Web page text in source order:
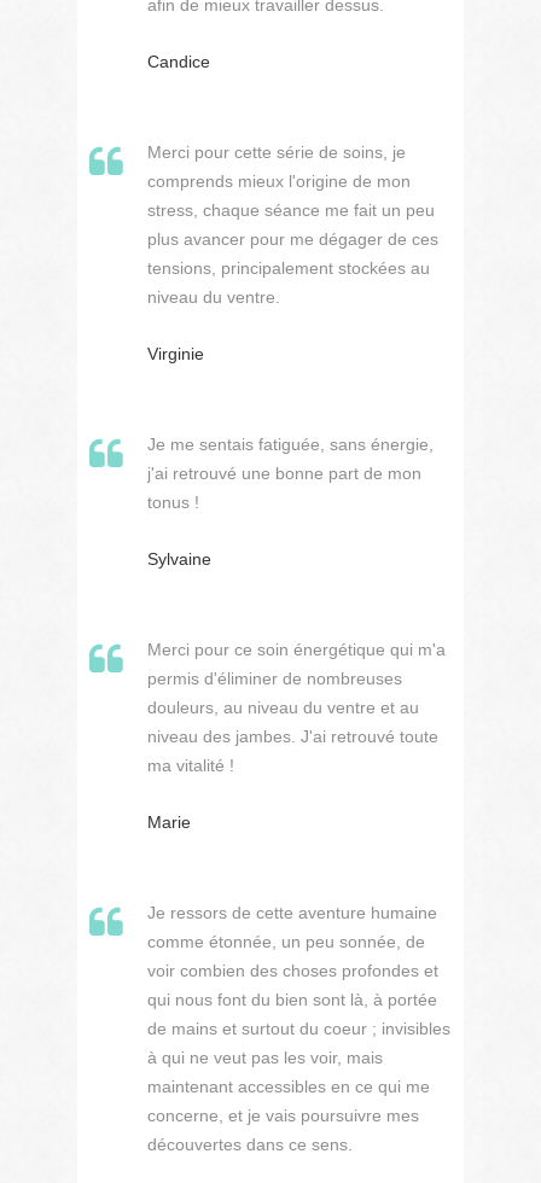
afin de mieux travailler dessus.
Candice
Merci pour cette série de soins, je
comprends mieux l'origine de mon
stress, chaque séance me fait un peu
plus avancer pour me dégager de ces
tensions, principalement stockées au
niveau du ventre.
Virginie
Je me sentais fatiguée, sans énergie,
j'ai retrouvé une bonne part de mon
tonus !
Sylvaine
Merci pour ce soin énergétique qui m'a
permis d'éliminer de nombreuses
douleurs, au niveau du ventre et au
niveau des jambes. J'ai retrouvé toute
ma vitalité !
Marie
Je ressors de cette aventure humaine
comme étonnée, un peu sonnée, de
voir combien des choses profondes et
qui nous font du bien sont là, à portée
de mains et surtout du coeur ; invisibles
à qui ne veut pas les voir, mais
maintenant accessibles en ce qui me
concerne, et je vais poursuivre mes
découvertes dans ce sens.